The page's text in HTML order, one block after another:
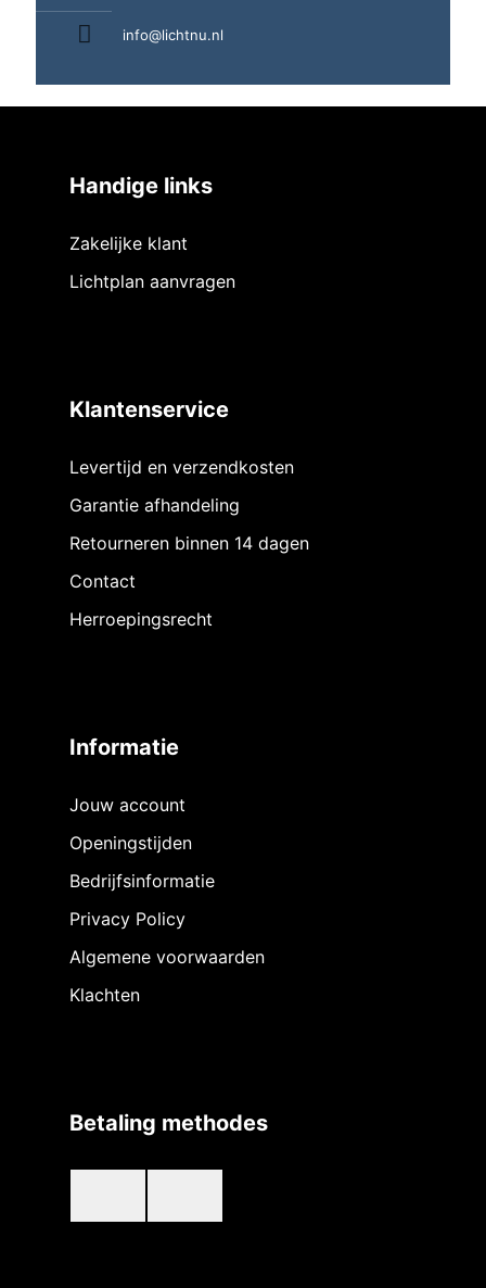
info@lichtnu.nl
Handige links
Zakelijke klant
Lichtplan aanvragen
Klantenservice
Levertijd en verzendkosten
Garantie afhandeling
Retourneren binnen 14 dagen
Contact
Herroepingsrecht
Informatie
Jouw account
Openingstijden
Bedrijfsinformatie
Privacy Policy
Algemene voorwaarden
Klachten
Betaling methodes